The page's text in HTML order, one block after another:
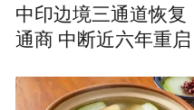
中印边境三通道恢复
通商 中断近六年重启